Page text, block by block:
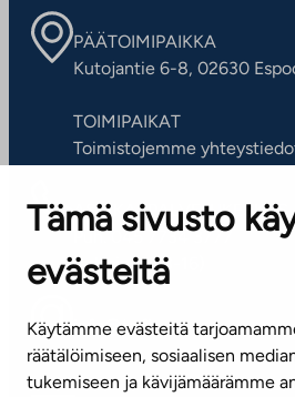
Tämä sivusto
evästeitä
Käytämme evästeitä
räätälöimiseen, sosiaalisen
tukemiseen ja kävijämäärämme
PÄÄTOIMIPAIKKA
Kutojantie 6-8, 02630
TOIMIPAIKAT
Toimistojemme
ASIAKASPALVELUKESKUS
Puh. 045 7734 3777
(arkisin klo 8-16)
info@ta.fi